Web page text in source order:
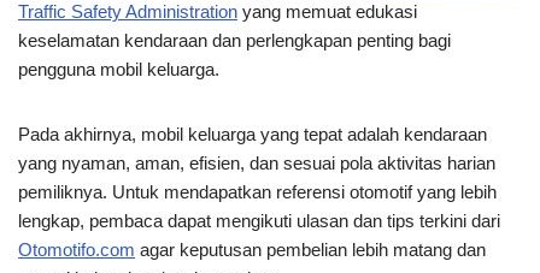
Traffic Safety Administration yang memuat edukasi
keselamatan kendaraan dan perlengkapan penting bagi
pengguna mobil keluarga.
Pada akhirnya, mobil keluarga yang tepat adalah kendaraan
yang nyaman, aman, efisien, dan sesuai pola aktivitas harian
pemiliknya. Untuk mendapatkan referensi otomotif yang lebih
lengkap, pembaca dapat mengikuti ulasan dan tips terkini dari
Otomotifo.com agar keputusan pembelian lebih matang dan